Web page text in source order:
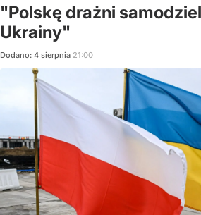
"Polskę drażni
Ukrainy"
Dodano: 4 sierpnia 21:00